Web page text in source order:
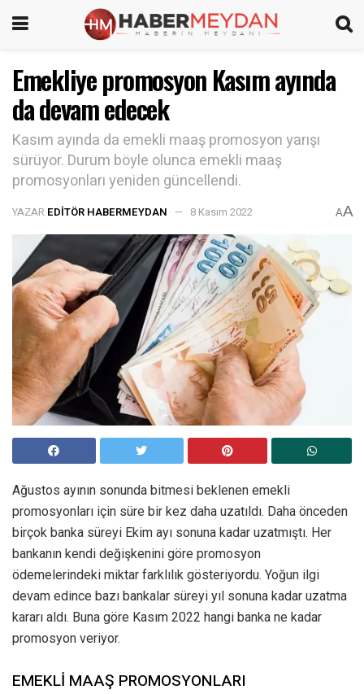
Emekliye promosyon Kasım ayında
da devam edecek
Kasım ayında da emekli maaş promosyon yarışı
sürüyor. Durum böyle olunca emekli maaş
promosyonları yeniden güncellendi.
YAZAR EDITÖR HABERMEYDAN 8 Kasım 2022 AA
Ağustos ayının sonunda bitmesi beklenen emekli
promosyonları için süre bir kez daha uzatıldı. Daha önceden
birçok banka süreyi Ekim ayı sonuna kadar uzatmıştı. Her
bankanın kendi değişkenini göre promosyon
ödemelerindeki miktar farklılık gösteriyordu. Yoğun ilgi
devam edince bazı bankalar süreyi yıl sonuna kadar uzatma
kararı aldı. Buna göre Kasım 2022 hangi banka ne kadar
promosyon veriyor.
EMEKLİ MAAŞ PROMOSYONLARI